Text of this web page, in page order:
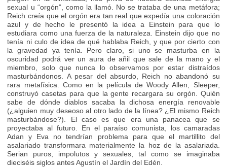
sexual u “orgón”, como la llamó. No se trataba de una metáfora;
Reich creía que el orgón era tan real que expedía una coloración
azul y de hecho le presentó la idea a Einstein para que lo
estudiara como una fuerza de la naturaleza. Einstein dijo que no
tenía ni culo de idea de qué hablaba Reich, y que por cierto con
la gravedad ya tenía. Pero claro, si uno se masturba en la
oscuridad podrá ver un aura de añil que sale de la mano y el
miembro, solo que nunca lo observamos por estar distraídos
masturbándonos. A pesar del absurdo, Reich no abandonó su
rara metafísica. Como en la película de Woody Allen, Sleeper,
construyó casetas para que la gente recargara su orgón. Quién
sabe de dónde diablos sacaba la dichosa energía renovable
(¿alguien muy deseoso al otro lado de la línea? ¿El mismo Reich
masturbándose?). El caso es que era una panacea que se
proyectaba al futuro. En el paraíso comunista, los camaradas
Adan y Eva no tendrían problema para que el martillito del
asalariado transformara materialmente la hoz de la asalariada.
Serian puros, impolutos y sexuales, tal como se imaginaba
dieciséis siglos antes Agustín el Jardín del Edén.